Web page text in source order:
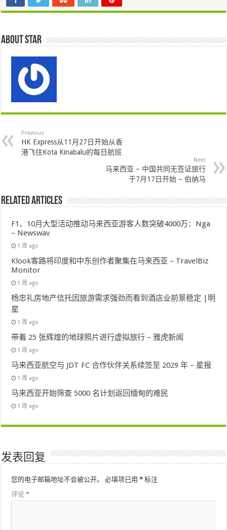
About star
Previous
HK Express从11月27日开始从香
港飞往Kota Kinabalu的每日航班
Next
马来西亚 – 中国共同无签证旅行
于7月17日开始 – 伯纳马
Related Articles
F1、10月大型活动推动马来西亚游客人数突破4000万：Nga
– Newswav
1 周 ago
Klook客路将印度和中东创作者聚集在马来西亚 – TravelBiz
Monitor
1 周 ago
杨忠礼房地产信托因旅游需求强劲而看到酒店业前景稳定 |明
星
1 周 ago
带着 25 张辉煌的地球照片进行虚拟旅行 – 雅虎新闻
1 周 ago
马来西亚航空与 JDT FC 合作伙伴关系续签至 2029 年 – 星报
1 周 ago
马来西亚开始筛查 5000 名计划返回缅甸的难民
1 周 ago
发表回复
您的电子邮箱地址不会被公开。 必填项已用* 标注
评论*